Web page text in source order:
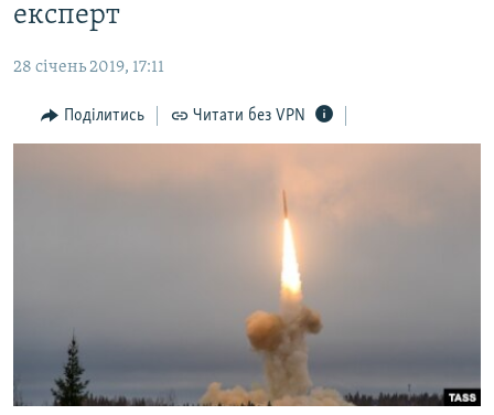
до
основної
Перейти
до
БЛОГИ
ПОГЛЯД
СВІДЧЕННЯ ОКУПАЦІЇ
УКРАЇНСЬКА ПРОБЛЕМА КРИМУ
Русский
Qırımtatar
експерт
28 січень 2019, 17:11
Поділитись Читати без VPN